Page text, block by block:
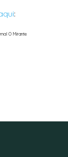
:
O Mirante